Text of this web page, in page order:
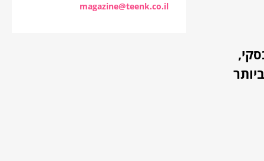
magazine@teenk.co.il